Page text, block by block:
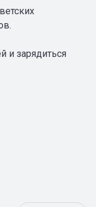
и зарядиться